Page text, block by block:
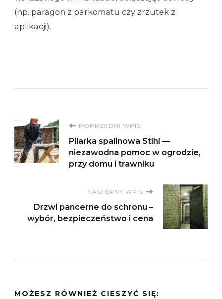
(np. paragon z parkomatu czy zrzutek z
aplikacji).
Nawigacja
wpisu
POPRZEDNI WPIS
Pilarka spalinowa Stihl —
niezawodna pomoc w ogrodzie,
przy domu i trawniku
NASTĘPNY WPIS
Drzwi pancerne do schronu –
wybór, bezpieczeństwo i cena
MOŻESZ RÓWNIEŻ CIESZYĆ SIĘ: